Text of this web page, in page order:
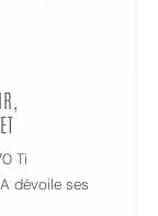
Ti
dévoile ses